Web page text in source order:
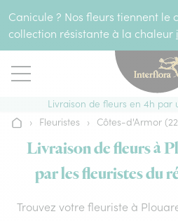
Canicule ? Nos fleurs tiennent le
collection résistante à la chaleur
Livraison de fleurs en 4h par
Accueil
› Fleuristes › Côtes-d'Armor
Livraison de fleurs à
par les fleuristes du
Trouvez votre fleuriste à